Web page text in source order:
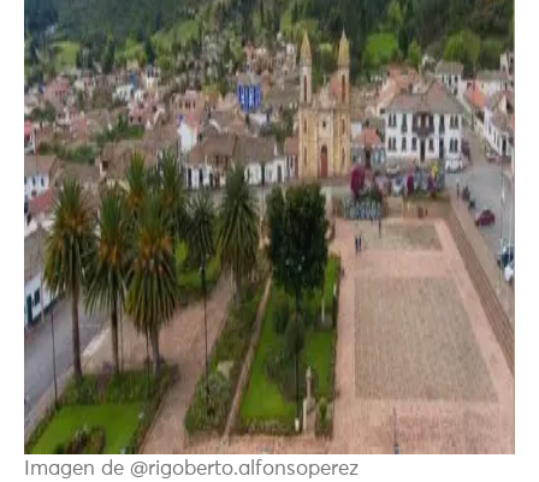
Imagen de @rigoberto.alfonsoperez